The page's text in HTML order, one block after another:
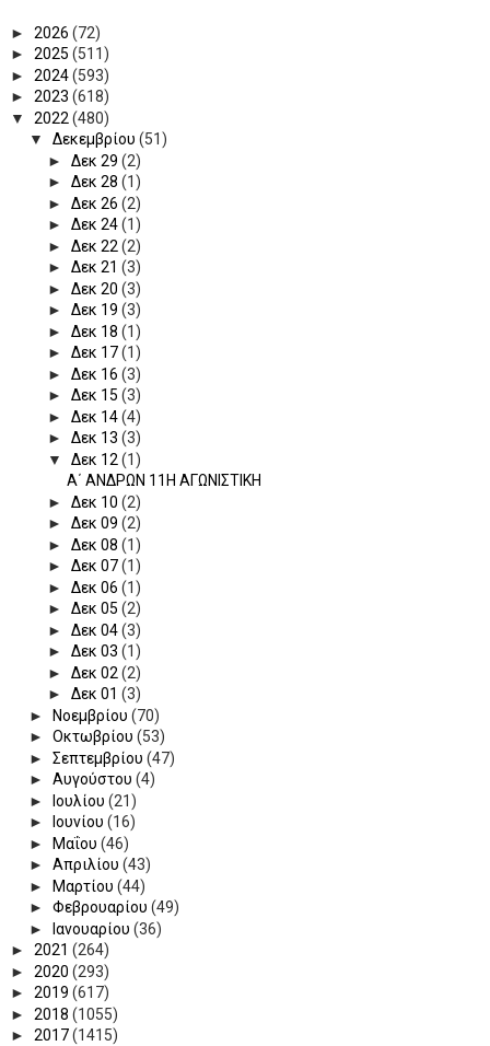
► 2026 (72)
► 2025 (511)
► 2024(593)
► 2023 (618)
▼ 2022 (480)
▼ Δεκεμβρίου (51)
► Δεκ 29 (2)
► Δεκ 28 (1)
► Δεκ 26 (2)
► Δεκ 24(1)
► Δεκ 22 (2)
► Δεκ 21 (3)
► Δεκ 20 (3)
► Δεκ 19 (3)
► Δεκ 18 (1)
► Δεκ 17(1)
► Δεκ 16 (3)
► Δεκ 15 (3)
► Δεκ 14(4)
► Δεκ 13 (3)
▼ Δεκ 12 (1)
Α΄ ΑΝΔΡΩΝ 11Η ΑΓΩΝΙΣΤΙΚΗ
► Δεκ 10 (2)
► Δεκ 09 (2)
► Δεκ 08 (1)
► Δεκ 07(1)
► Δεκ 06 (1)
► Δεκ 05 (2)
► Δεκ 04(3)
► Δεκ 03 (1)
► Δεκ 02 (2)
► Δεκ 01 (3)
►
Νοεμβρίου (70)
► Οκτωβρίου (53)
► Σεπτεμβρίου (47)
► Αυγούστου (4)
►
Ιουλίου (21)
►
Ιουνίου (16)
►
Μαΐου (46)
► Απριλίου (43)
►
Μαρτίου (44)
► Φεβρουαρίου (49)
►
Ιανουαρίου (36)
► 2021 (264)
► 2020 (293)
► 2019 (617)
► 2018 (1055)
► 2017(1415)